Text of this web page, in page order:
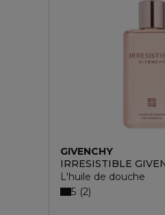
GIVENCHY
IRRESISTIBLE
L'huile de douche
5 2